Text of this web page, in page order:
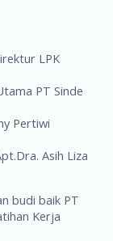
LPK
PT Sinde
Pertiwi
Asih Liza
budi baik PT
Kerja